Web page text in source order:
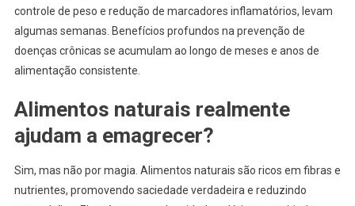
controle de peso e redução de marcadores inflamatórios, levam
algumas semanas. Benefícios profundos na prevenção de
doenças crônicas se acumulam ao longo de meses e anos de
alimentação consistente.
Alimentos naturais realmente
ajudam a emagrecer?
Sim, mas não por magia. Alimentos naturais são ricos em fibras e
nutrientes, promovendo saciedade verdadeira e reduzindo